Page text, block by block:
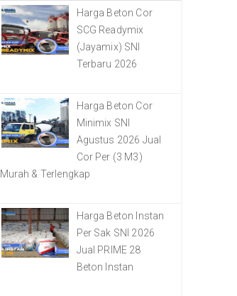
Harga Beton Cor
SCG Readymix
(Jayamix) SNI
Terbaru 2026
Harga Beton Cor
Minimix SNI
Agustus 2026 Jual
Cor Per (3 M3)
Murah & Terlengkap
Harga Beton Instan
Per Sak SNI 2026
Jual PRIME 28
Beton Instan